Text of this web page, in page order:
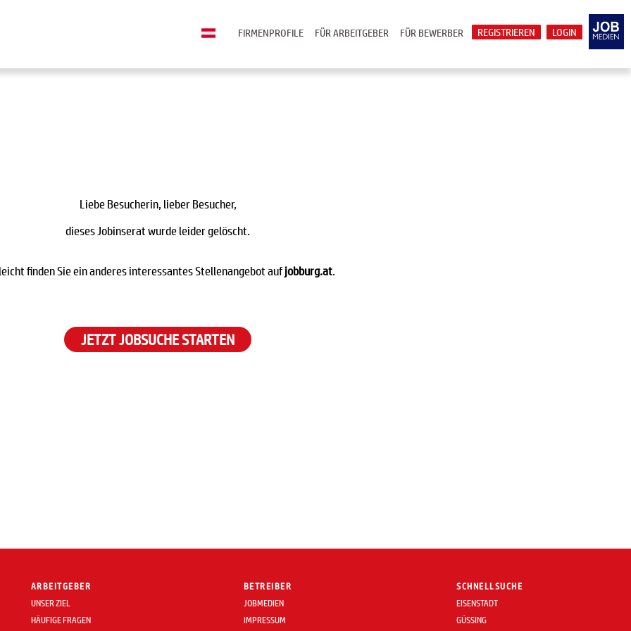
LOGIN
REGISTRIEREN
FÜR BEWERBER
FÜR ARBEITGEBER
FIRMENPROFILE
Liebe Besucherin, lieber Besucher,
dieses Jobinserat wurde leider gelöscht.
finden Sie ein anderes interessantes Stellenangebot aufjobburg.at.
JETZT JOBSUCHE STARTEN
ARBEITGEBER
UNSER ZIEL
HÄUFIGE FRAGEN
BETREIBER
JOBMEDIEN
IMPRESSUM
SCHNELLSUCHE
EISENSTADT
GÜSSING